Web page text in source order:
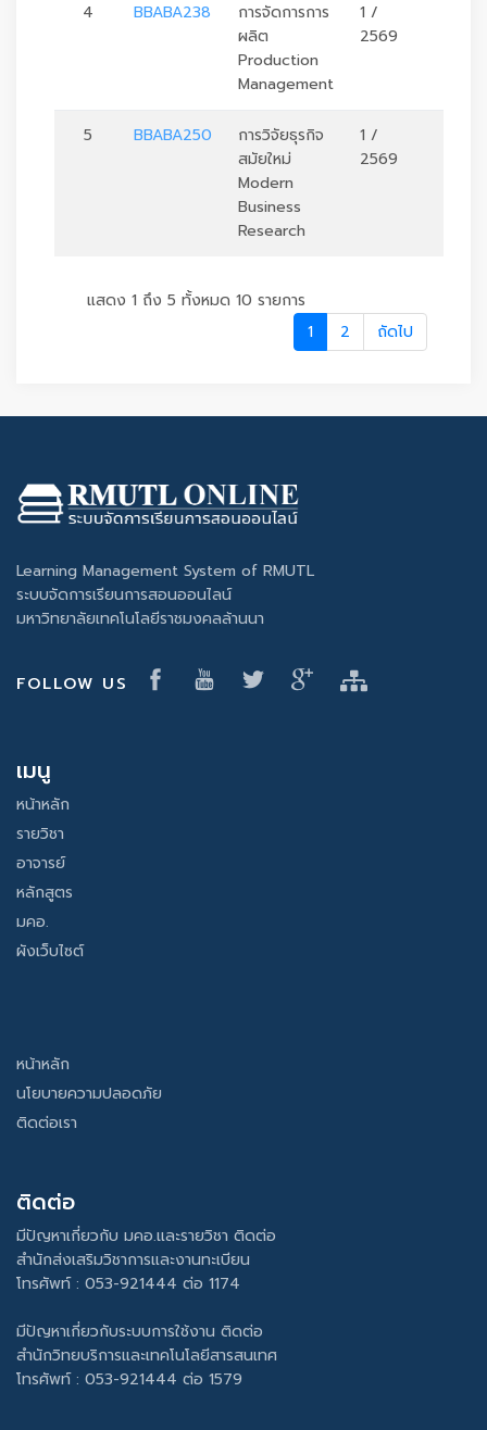
4 BBABA238
การจัดการการ
ผลิต
Production
Management
1 /
2569
5 BBABA250
การวิจัยธุรกิจ
สมัยใหม่
Modern
Business
Research
1 /
2569
แสดง 1 ถึง 5 ทั้งหมด 10 รายการ
1
2 ถัดไป
Learning Management System of RMUTL
ระบบจัดการเรียนการสอนออนไลน์
มหาวิทยาลัยเทคโนโลยีราชมงคลล้านนา
FOLLOW US
เมนู
หน้าหลัก
รายวิชา
อาจารย์
หลักสูตร
มคอ.
ผังเว็บไซต์
หน้าหลัก
นโยบายความปลอดภัย
ติดต่อเรา
ติดต่อ
มีปัญหาเกี่ยวกับ มคอ.และรายวิชา ติดต่อ
สำนักส่งเสริมวิชาการและงานทะเบียน
โทรศัพท์ : 053-921444 ต่อ 1174
มีปัญหาเกี่ยวกับระบบการใช้งาน ติดต่อ
สำนักวิทยบริการและเทคโนโลยีสารสนเทศ
โทรศัพท์ : 053-921444 ต่อ 1579